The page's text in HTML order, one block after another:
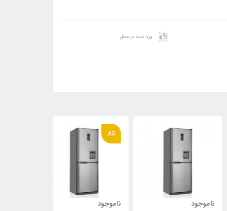
پرداخت در محل
ناموجود
8٪
ناموجود